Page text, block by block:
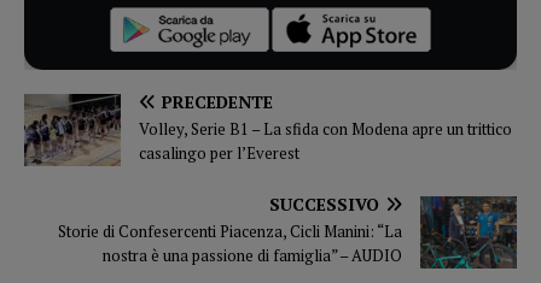
PRECEDENTE
Volley, Serie B1 – La sfida con Modena apre un trittico
casalingo per l’Everest
SUCCESSIVO
Storie di Confesercenti Piacenza, Cicli Manini: “La
nostra è una passione di famiglia” – AUDIO